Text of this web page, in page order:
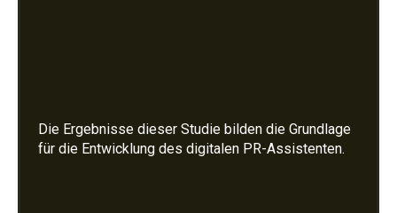
Die Ergebnisse dieser Studie bilden die Grundlage
für die Entwicklung des digitalen PR-Assistenten.